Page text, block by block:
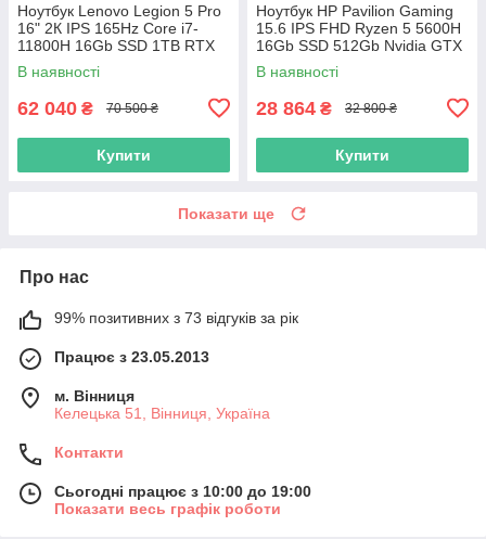
Ноутбук Lenovo Legion 5 Pro
16" 2К IPS 165Hz Core i7-
11800H 16Gb SSD 1TB RTX
3070 8GB
В наявності
62 040 ₴ 70 500 ₴
Купити
Ноутбук HP Pavilion Gaming
15.6 IPS FHD Ryzen 5 5600H
16Gb SSD 512Gb Nvidia GTX
1650 4GB
В наявності
28 864 ₴ 32 800 ₴
Купити
Показати ще
Про нас
99% позитивних з 73 відгуків за рік
Працює з 23.05.2013
м. Вінниця
Келецька 51, Вінниця, Україна
Контакти
Сьогодні працює з 10:00 до 19:00
Показати весь графік роботи